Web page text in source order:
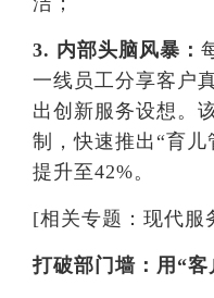
3. 内部头脑风暴：
一线员工分享客户
出创新服务设想。
制，快速推出“育
提升至42%。
[相关专题：现代服
打破部门墙：用“